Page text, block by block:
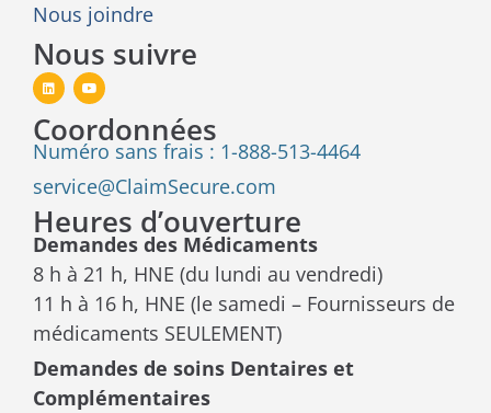
Nous joindre
Nous suivre
Coordonnées
Numéro sans frais : 1-888-513-4464
service@ClaimSecure.com
Heures d’ouverture
Demandes des Médicaments
8 h à 21 h, HNE (du lundi au vendredi)
11 h à 16 h, HNE (le samedi – Fournisseurs de
médicaments SEULEMENT)
Demandes de soins Dentaires et
Complémentaires